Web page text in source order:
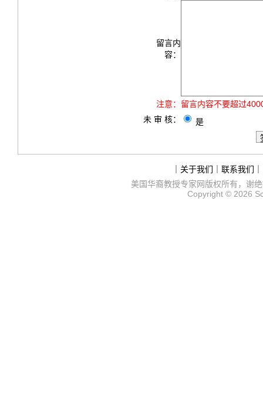
留言内
容：
注意： 留言内容不要超过
未 审 核：
是
关于我们 联系我们
美国华裔教授专家网版权所有，谢
Copyright © 2026